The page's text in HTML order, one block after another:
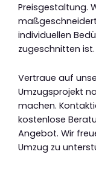
Preisgestaltung.
individuellen
zugeschnitten ist.
Vertraue auf
Umzugsprojekt
machen.
kostenlose
Angebot. Wir
Umzug zu